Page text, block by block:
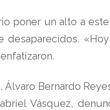
poner un alto a
Bernardo
Vásquez,